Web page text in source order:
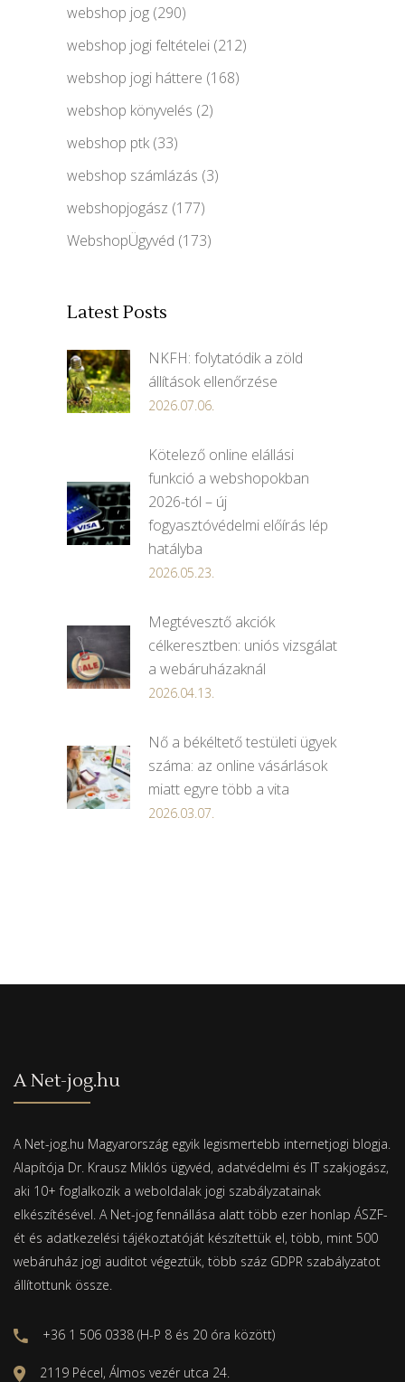
webshop jog (290)
webshop jogi feltételei (212)
webshop jogi háttere (168)
webshop könyvelés (2)
webshop ptk(33)
webshop számlázás (3)
webshopjogász (177)
WebshopÜgyvéd (173)
Latest Posts
NKFH: folytatódik a zöld
állítások ellenőrzése
2026.07.06.
Kötelező online elállási
funkció a webshopokban
2026-tól – új
fogyasztóvédelmi előírás lép
hatályba
2026.05.23.
Megtévesztő akciók
célkeresztben: uniós vizsgálat
a webáruházaknál
2026.04.13.
Nő a békéltető testületi ügyek
száma: az online vásárlások
miatt egyre több a vita
2026.03.07.
A Net-jog.hu
A Net-jog.hu Magyarország egyik legismertebb internetjogi blogja.
Alapítója Dr. Krausz Miklós ügyvéd, adatvédelmi és IT szakjogász,
aki 10+ foglalkozik a weboldalak jogi szabályzatainak
elkészítésével. A Net-jog fennállása alatt több ezer honlap ÁSZF-
ét és adatkezelési tájékoztatóját készítettük el, több, mint 500
webáruház jogi auditot végeztük, több száz GDPR szabályzatot
állítottunk össze.
+36 1 506 0338 (H-P 8 és 20 óra között)
2119 Pécel, Álmos vezér utca 24.